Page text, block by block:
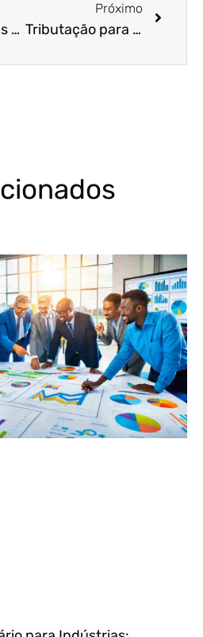
Quais as regras do simples nacional para 2021?
Próximo
Tributação para holding: entenda e reduza impostos!